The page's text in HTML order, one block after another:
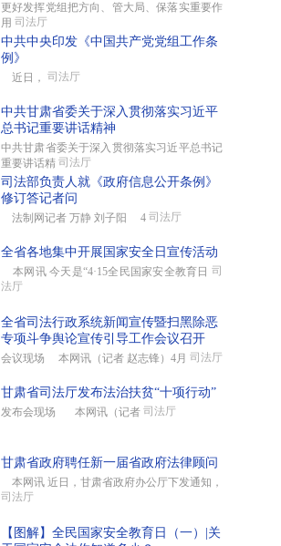
更好发挥党组把方向、管大局、保落实重要作
用 司法厅
中共中央印发《中国共产党党组工作条
例》
近日， 司法厅
中共甘肃省委关于深入贯彻落实习近平
总书记重要讲话精神
中共甘肃省委关于深入贯彻落实习近平总书记
重要讲话精 司法厅
司法部负责人就《政府信息公开条例》
修订答记者问
法制网记者 万静 刘子阳 4 司法厅
全省各地集中开展国家安全日宣传活动
本网讯 今天是“4·15全民国家安全教育日 司
法厅
全省司法行政系统新闻宣传暨扫黑除恶
专项斗争舆论宣传引导工作会议召开
会议现场 本网讯（记者 赵志锋）4月 司法厅
甘肃省司法厅发布法治扶贫“十项行动”
发布会现场 本网讯（记者 司法厅
甘肃省政府聘任新一届省政府法律顾问
本网讯 近日，甘肃省政府办公厅下发通知，
司法厅
【图解】全民国家安全教育日（一）|关